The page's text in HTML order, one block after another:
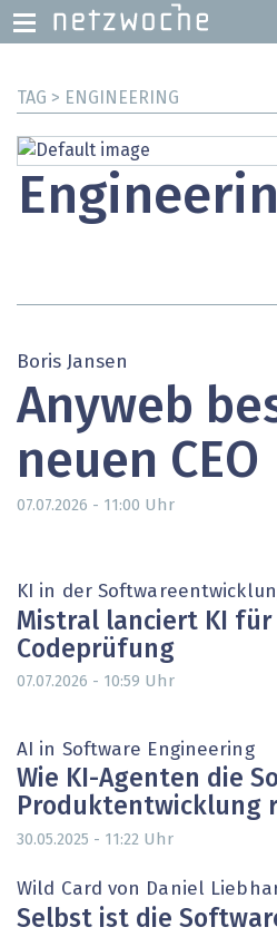
zum
TAG > ENGINEERING
Boris Jansen
Anyweb
neuen CEO
07.07.2026 - 11:00 Uhr
KI in der
Mistral lanciert KI
Codeprüfung
07.07.2026 - 10:59 Uhr
AI in Software Engineering
Wie KI-Agenten die
Produktentwicklung
30.05.2025 - 11:22 Uhr
Wild Card von Daniel
Selbst ist die